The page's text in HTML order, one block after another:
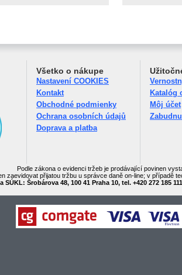
Všetko o nákupe
Nastavení COOKIES
Kontakt
Obchodné podmienky
Ochrana osobních údajů
Doprava a platba
Katalóg
Môj účet
Podle zákona o evidenci tržeb je prodávající povinen
zaevidovat přijatou tržbu u správce daně on-line; v případě
Šrobárova 48, 100 41 Praha 10, tel. +420 272 185